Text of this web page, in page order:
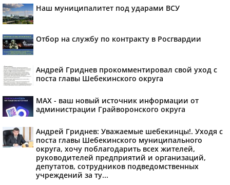
Наш муниципалитет под ударами ВСУ
Отбор на службу по контракту в Росгвардии
Андрей Гриднев прокомментировал свой уход с
поста главы Шебекинского округа
MAX - ваш новый источник информации от
администрации Грайворонского округа
Андрей Гриднев: Уважаемые шебекинцы!. Уходя с
поста главы Шебекинского муниципального
округа, хочу поблагодарить всех жителей,
руководителей предприятий и организаций,
депутатов, сотрудников подведомственных
учреждений за ту...